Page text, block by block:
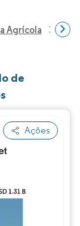
Agrícola
de
Ações